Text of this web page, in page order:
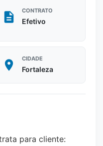
CONTRATO
Efetivo
CIDADE
Fortaleza
para cliente: